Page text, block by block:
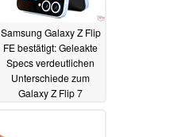
Samsung Galaxy Z Flip
FE bestätigt: Geleakte
Specs verdeutlichen
Unterschiede zum
Galaxy Z Flip 7